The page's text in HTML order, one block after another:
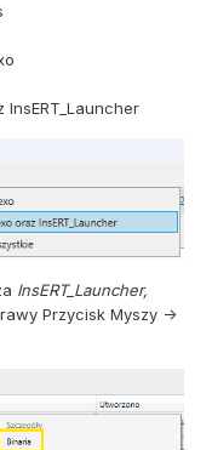
InsERT_Launcher,
Przycisk Myszy ->